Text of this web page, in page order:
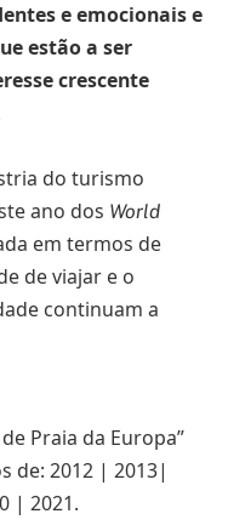
e emocionais e
estão a ser
crescente
do turismo
ano dos World
em termos de
de viajar e o
continuam a
Praia da Europa”
de: 2012 | 2013|
| 2021.